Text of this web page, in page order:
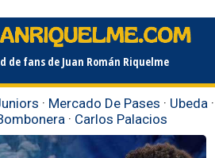
de fans de Juan Román Riquelme
· Mercado De Pases · Ubeda ·
· Carlos Palacios